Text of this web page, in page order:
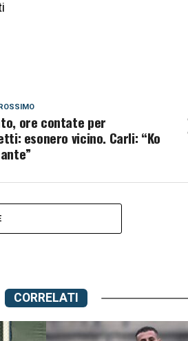
ore contate per
esonero vicino. Carli: “Ko
CORRELATI